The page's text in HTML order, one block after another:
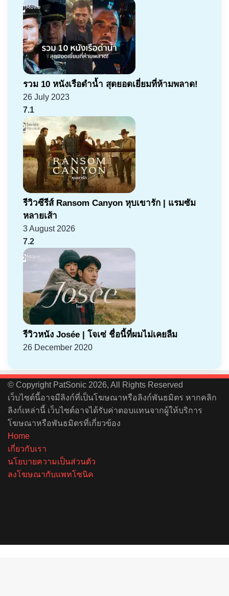
รวม 10 หนังเรือดำน้ำ สุดยอดเยี่ยมที่ห้ามพลาด!
26 July 2023
7.1
รีวิวซีรีส์ Ransom Canyon หุบเขารัก | แรมซัม
หลายเส้า
3 August 2026
7.2
รีวิวหนัง Josée | โจเซ่ ชื่อนี้ที่ผมไม่เคยลืม
26 December 2020
© Copyright PatSonic 2026, All Rights Reserved
เว็บไซต์นี้อาจมีลิงก์ที่เป็นโฆษณาหรือลิงก์พันธมิตร หากคลิก
ลิงก์เหล่านี้ เว็บไซต์อาจได้รับค่าตอบแทนจากผู้ให้บริการ
โฆษณาหรือพันธมิตรที่เกี่ยวข้อง
Home
เกี่ยวกับเรา
นโยบายความเป็นส่วนตัว
ลงโฆษณากับแพทโซนิค